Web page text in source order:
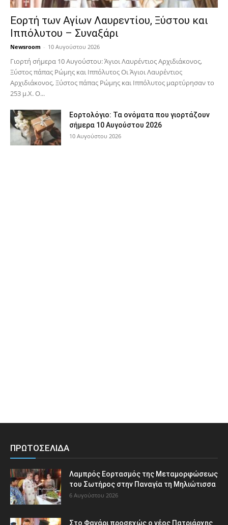
Εορτή των Αγίων Λαυρεντίου, Ξύστου και
Ιππόλυτου – Συναξάρι
Newsroom - 10 Αυγούστου 2026
Γιορτή σήμερα 10 Αυγούστου: Άγιοι Λαυρέντιος Αρχιδιάκονος,
Ξύστος πάπας Ρώμης και Ιππόλυτος Οι Άγιοι Λαυρέντιος
Αρχιδιάκονος, Ξύστος πάπας Ρώμης και Ιππόλυτος μαρτύρησαν το
253 μ.Χ. Ο...
Εορτολόγιο: Τα ονόματα που γιορτάζουν
σήμερα 10 Αυγούστου 2026
10 Αυγούστου 2026
ΠΡΩΤΟΣΕΛΙΔΑ
Λαμπρός Εορτασμός της Μεταμορφώσεως
του Σωτήρος στην Παναγία τη Μηλιώτισσα
6 Αυγούστου 2026
Στο Φανάρι προσεχώς ο νέος Πατριάρχης